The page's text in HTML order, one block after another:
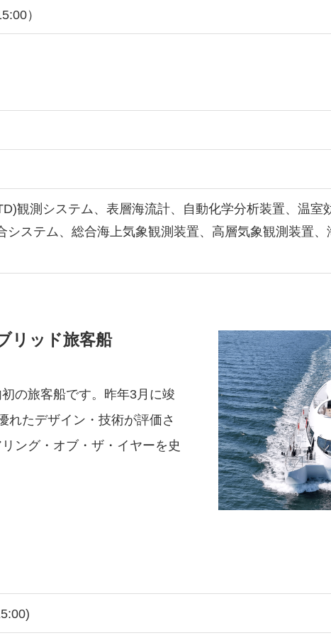
）
観測システム、表層海流計、自動化学分析装置、温室
システム、総合海上気象観測装置、高層気象観測装置
リッド旅客船
の旅客船です。昨年3月に竣
れたデザイン・技術が評価さ
ング・オブ・ザ・イヤーを史